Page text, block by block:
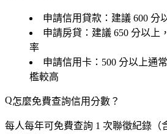
申請信用貸款 ：建議 600 分
申請房貸 ：建議 650 分以上
率
申請信用卡 ：500 分以上通
檻較高
怎麼免費查詢信用分數？
每人每年可免費查詢 1 次聯徵紀錄（